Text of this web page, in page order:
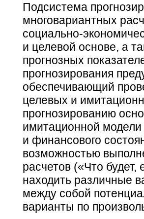
Подсистема
многовариантных
социально-
и целевой основе, а
прогнозных
прогнозирования
обеспечивающий
целевых и
прогнозированию
имитационной модели
и финансового
возможностью
расчетов («Что
находить различные
между собой
варианты по